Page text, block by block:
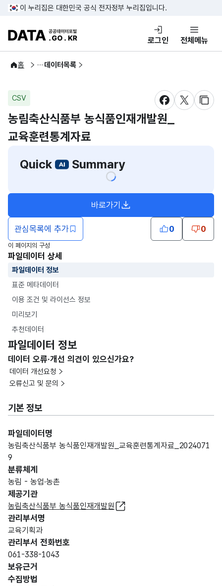
콘텐츠 바로가기
푸터 바로가기
이 누리집은 대한민국 공식 전자정부 누리집입니다.
DATA.GO.KR 공공데이터포털
로그인 전체메뉴
홈
공공데이터 데이터목록
CSV
새창 열림새창 열림
새창
농림축산식품부 농식품인재개발원_
교육훈련통계자료
Quick
Summary
관심목록에 추가
새창열림
바로가기
0 0
이 페이지의 구성
파일데이터 상세
파일데이터 정보
표준 메타데이터
이용 조건 및 라이선스 정보
미리보기
추천데이터
파일데이터 정보
데이터 오류·개선 의견이 있으신가요?
데이터 개선요청
오류신고 및 문의
기본 정보
파일데이터명
농림축산식품부 농식품인재개발원_교육훈련통계자료_2024071
9
분류체계
농림 - 농업·농촌
제공기관
농림축산식품부 농식품인재개발원
관리부서명
교육기획과
관리부서 전화번호
061-338-1043
보유근거
수집방법